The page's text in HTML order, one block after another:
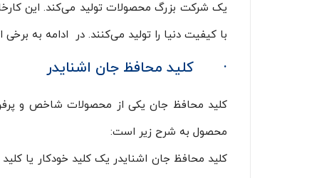
یک شرکت بزرگ محصولات تولید می‌کند. این
با کیفیت دنیا را تولید می‌کنند. در ادامه به
· کلید محافظ جان اشنایدر
کلید محافظ جان یکی از محصولات شاخص و
محصول به شرح زیر است:
کلید محافظ جان اشنایدر یک کلید خودکار یا